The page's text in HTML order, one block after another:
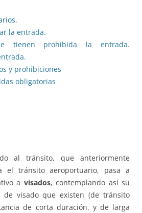
la entrada.
tienen prohibida la entrada.
y prohibiciones
obligatorias
al tránsito, que anteriormente
el tránsito aeroportuario, pasa a
a visados, contemplando así su
de visado que existen (de tránsito
de corta duración, y de larga